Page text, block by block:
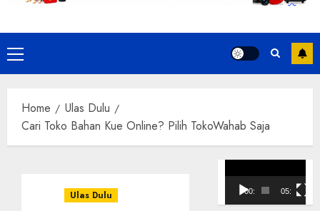
Primary
Menu
Home
Ulas Dulu
Cari Toko Bahan Kue Online? Pilih TokoWahab Saja
Ulas Dulu
Video
00:00 05:10